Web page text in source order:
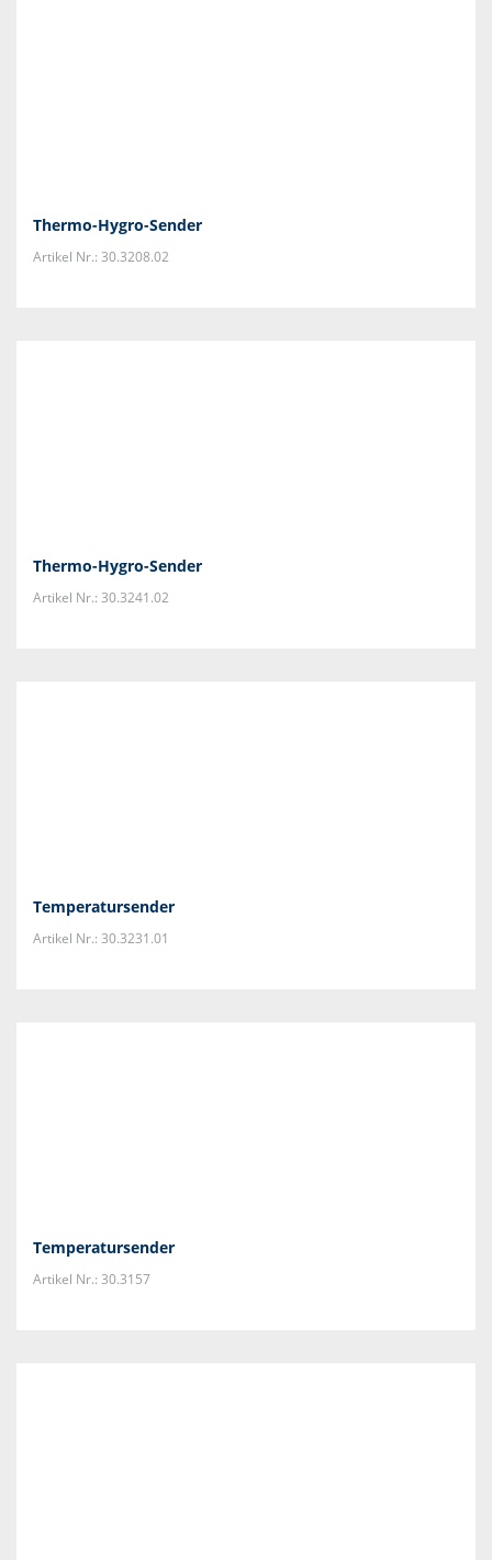
Thermo-Hygro-Sender
Artikel Nr.: 30.3208.02
Thermo-Hygro-Sender
Artikel Nr.: 30.3241.02
Temperatursender
Artikel Nr.: 30.3231.01
Temperatursender
Artikel Nr.: 30.3157